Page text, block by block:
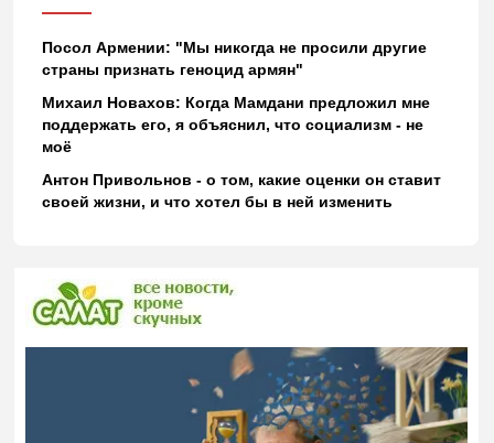
Посол Армении: "Мы никогда не просили другие
страны признать геноцид армян"
Михаил Новахов: Когда Мамдани предложил мне
поддержать его, я объяснил, что социализм - не
моё
Антон Привольнов - о том, какие оценки он ставит
своей жизни, и что хотел бы в ней изменить